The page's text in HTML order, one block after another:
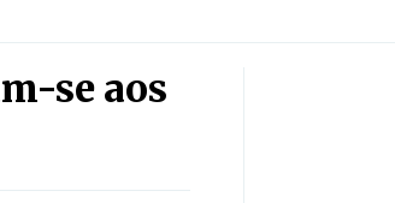
se aos